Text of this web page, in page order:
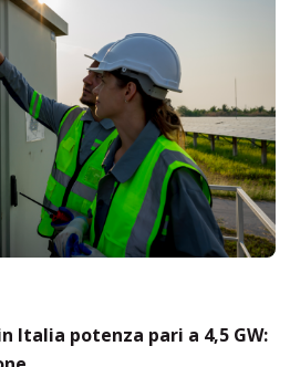
Italia potenza pari a 4,5 GW: